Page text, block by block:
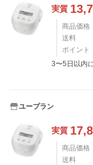
実質
商品価格
送料
ポイント
3〜5日以内
ユープラン
実質
商品価格
送料